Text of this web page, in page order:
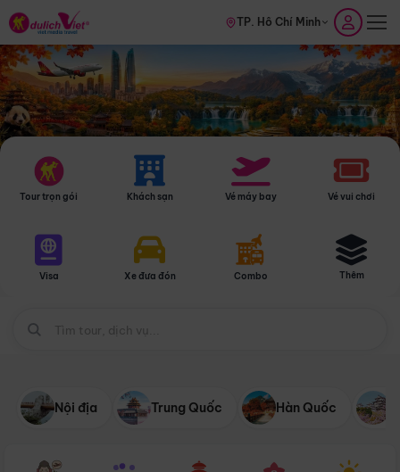
TP. Hồ Chí Minh
Tour trọn gói Khách sạn Vé máy bay Vé vui chơi
Visa Xe đưa đón Combo Thêm
Nội địa Trung Quốc Hàn Quốc